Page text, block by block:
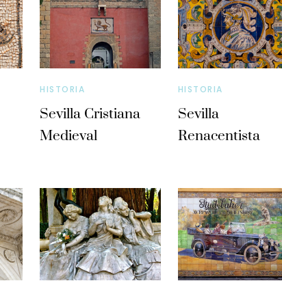
HISTORIA
Sevilla Cristiana
Medieval
HISTORIA
Sevilla
Renacentista